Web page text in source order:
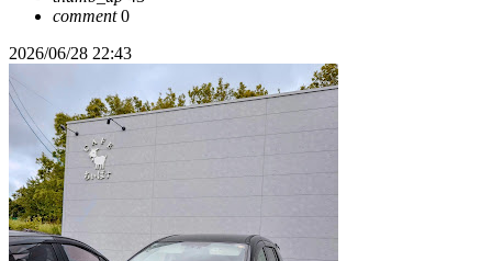
comment0
2026/06/28 22:43